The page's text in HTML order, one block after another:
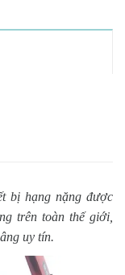
bị hạng nặng được
trên toàn thế giới,
uy tín.